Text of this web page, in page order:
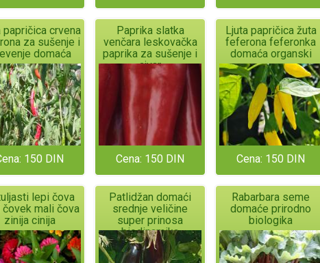
papričica crvena
za sušenje i
domaća
150 DIN
Paprika slatka
venčara leskovačka
paprika za sušenje i
ajvar
Cena: 150 DIN
Ljuta papričica žuta
feferona feferonka
domaća organski
Cena: 150 DIN
lepi čova
čovek mali čova
zinija cinija
Patlidžan domaći
srednje veličine
super prinosa
biodinamika
Rabarbara seme
domaće prirodno
biologika